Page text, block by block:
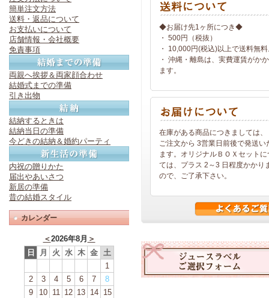
簡単注文方法
送料・返品について
お支払いについて
店舗情報・会社概要
免責事項
両親へ挨拶＆両家顔合わせ
結婚式までの準備
引き出物
結納するときは
結納当日の準備
今どきの結納＆婚約パーティ
内祝の贈りかた
届出やあいさつ
新居の準備
昔の結婚スタイル
カレンダー
＜2026年8月 ＞
日
月 火 水 木 金 土
1
2
3 4 5 6 7
8
9
10 11 12 13 14
15
◆お届け先1ヶ所につき◆
・ 500円（税抜）
・ 10,000円(税込)以上で送料無
・ 沖縄・離島は、実費運賃がか
ます。
在庫がある商品につきましては、
ご注文から 3営業日前後で発送い
ます。オリジナルＢＯＸセットに
ては、プラス 2～3 日程度かかり
ので、ご了承下さい。